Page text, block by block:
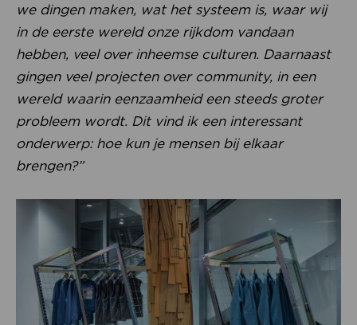
we dingen maken, wat het systeem is, waar wij
in de eerste wereld onze rijkdom vandaan
hebben, veel over inheemse culturen. Daarnaast
gingen veel projecten over community, in een
wereld waarin eenzaamheid een steeds groter
probleem wordt. Dit vind ik een interessant
onderwerp: hoe kun je mensen bij elkaar
brengen?”